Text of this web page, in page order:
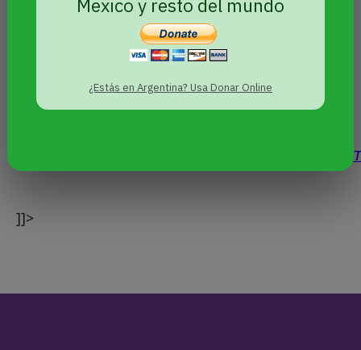
Mexico y resto del mundo
¿Estás en Argentina? Usa Donar Online
Seguí a Presentes:
Twitter@PresentesTLGBI
https://www.facebook.com/
]]>